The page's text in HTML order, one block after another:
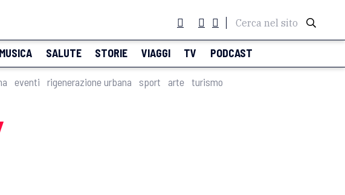
Cerca nel sito
MUSICA SALUTE STORIE VIAGGI TV PODCAST
eventi rigenerazione urbana sport arte turismo